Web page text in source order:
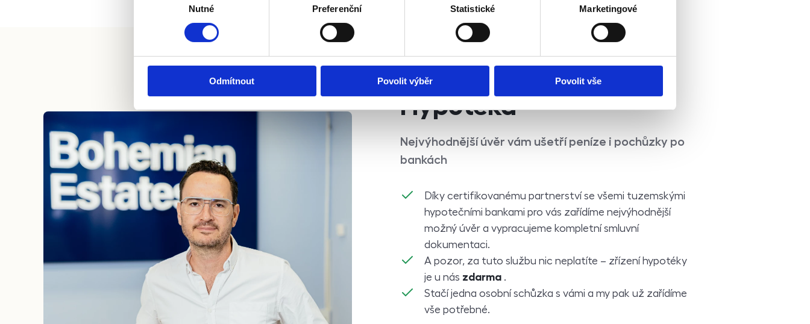
Nutné Preferenční Statistické Marketingové
Odmítnout Povolit výběr Povolit vše
Hypotéka
Nejvýhodnější úvěr vám ušetří peníze i pochůzky po
bankách
Díky certifikovanému partnerství se všemi tuzemskými
hypotečními bankami pro vás zařídíme nejvýhodnější
možný úvěr a vypracujeme kompletní smluvní
dokumentaci.
A pozor, za tuto službu nic neplatíte – zřízení hypotéky
je u nás zdarma .
Stačí jedna osobní schůzka s vámi a my pak už zařídíme
vše potřebné.